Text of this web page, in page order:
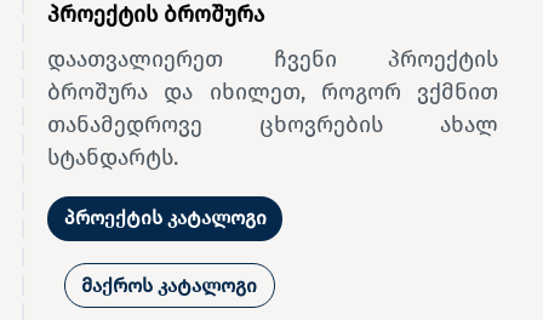
პროექტის ბროშურა
დაათვალიერეთ ჩვენი პროექტის
ბროშურა და იხილეთ, როგორ ვქმნით
თანამედროვე ცხოვრების ახალ
სტანდარტს.
პროექტის კატალოგი
მაქროს კატალოგი